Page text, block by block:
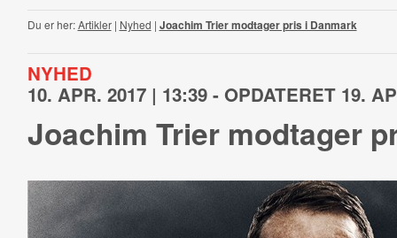
Du er her:Artikler| Nyhed | Joachim Trier modtager pris i Danmark
NYHED
10. APR. 2017 | 13:39 - OPDATERET 19.
Joachim Trier modtager